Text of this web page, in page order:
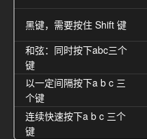
黑键，需要按住 Shift 键
和弦：同时按下abc三个
键
以一定间隔按下a b c 三
个键
连续快速按下a b c 三个
键